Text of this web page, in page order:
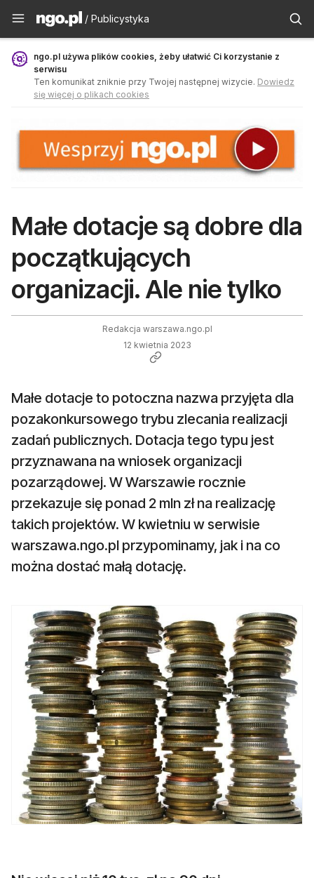
Publicystyka - ngo.pl
/ Publicystyka
ngo.pl używa plików cookies, żeby ułatwić Ci korzystanie z
serwisu
Ten komunikat zniknie przy Twojej następnej wizycie. Dowiedz
się więcej o plikach cookies
Małe dotacje są dobre dla
początkujących
organizacji. Ale nie tylko
Redakcja warszawa.ngo.pl
12 kwietnia 2023
Małe dotacje to potoczna nazwa przyjęta dla
pozakonkursowego trybu zlecania realizacji
zadań publicznych. Dotacja tego typu jest
przyznawana na wniosek organizacji
pozarządowej. W Warszawie rocznie
przekazuje się ponad 2 mln zł na realizację
takich projektów. W kwietniu w serwisie
warszawa.ngo.pl przypominamy, jak i na co
można dostać małą dotację.